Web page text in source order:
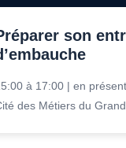
son
à 17:00 |en